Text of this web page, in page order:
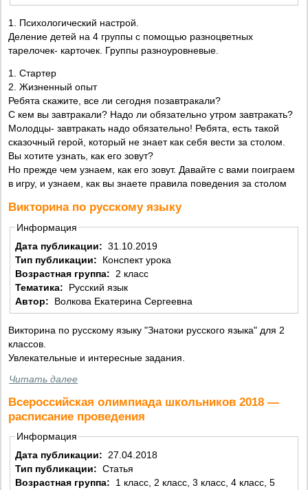
1. Психологический настрой.
Деление детей на 4 группы с помощью разноцветных
тарелочек- карточек. Группы разноуровневые.
1. Стартер
2. Жизненный опыт
Ребята скажите, все ли сегодня позавтракали?
С кем вы завтракали? Надо ли обязательно утром завтракать?
Молодцы- завтракать надо обязательно! Ребята, есть такой
сказочный герой, который не знает как себя вести за столом.
Вы хотите узнать, как его зовут?
Но прежде чем узнаем, как его зовут. Давайте с вами поиграем
в игру, и узнаем, как вы знаете правила поведения за столом
Викторина по русскому языку
Информация
Дата публикации: 31.10.2019
Тип публикации:
Конспект урока
Возрастная группа:
2 класс
Тематика:
Русский язык
Автор:
Волкова Екатерина Сергеевна
Викторина по русскому языку "Знатоки русского языка" для 2
классов.
Увлекательные и интересные задания.
Читать далее
Всероссийская олимпиада школьников 2018 —
расписание проведения
Информация
Дата публикации: 27.04.2018
Тип публикации: Статья
Возрастная группа: